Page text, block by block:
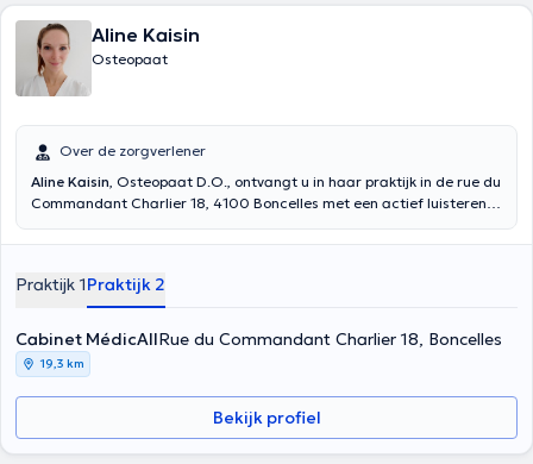
Aline Kaisin
Osteopaat
Over de zorgverlener
Aline Kaisin, Osteopaat D.O., ontvangt u in haar praktijk in de rue du
Commandant Charlier 18, 4100 Boncelles met een actief luisterend
aangepast voor iedereen. Afgestudeerd aan de ULB in 2018, is
volwassenen, ouderen), pediatrische osteopathie en zwangerschap
& post partum.
Praktijk 1Praktijk 2
Cabinet MédicAllRue du Commandant Charlier 18, Boncelles
19,3 km
Bekijk profiel